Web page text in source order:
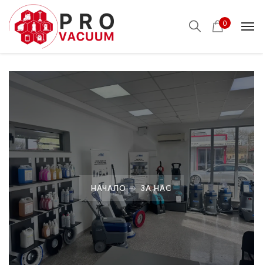
0
НАЧАЛО ЗА НАС